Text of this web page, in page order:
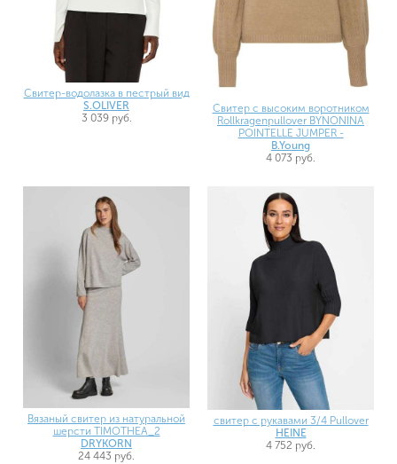
Свитер-водолазка в пестрый вид
S.OLIVER
3 039 руб.
Свитер с высоким воротником
Rollkragenpullover BYNONINA
POINTELLE JUMPER -
B.Young
4 073 руб.
Вязаный свитер из натуральной
шерсти TIMOTHEA_2
DRYKORN
24 443 руб.
свитер с рукавами 3/4 Pullover
HEINE
4 752 руб.